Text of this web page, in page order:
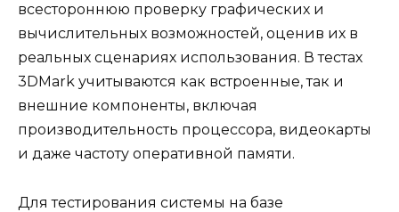
всестороннюю проверку графических и
вычислительных возможностей, оценив их в
реальных сценариях использования. В тестах
3DMark учитываются как встроенные, так и
внешние компоненты, включая
производительность процессора, видеокарты
и даже частоту оперативной памяти.
Для тестирования системы на базе